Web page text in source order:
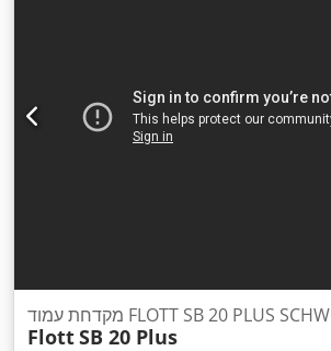
מקדחת עמוד FLOTT SB 20 PLUS SCHW
FlottSB 20 Plus